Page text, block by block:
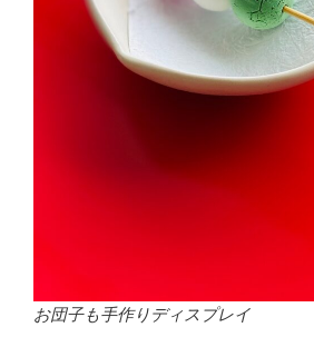
お団子も手作りディスプレイ